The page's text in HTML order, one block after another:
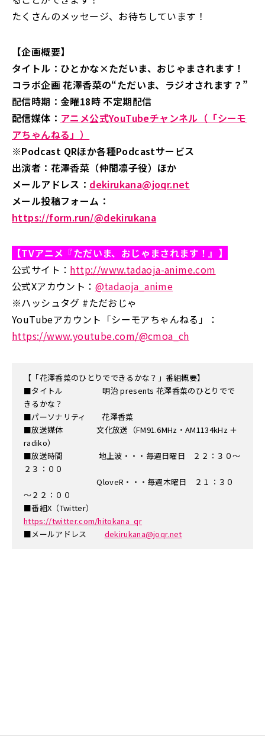
たくさんのメッセージ、お待ちしています！
【企画概要】
タイトル：ひとかな×ただいま、おじゃまされます！
コラボ企画 花澤香菜の“ただいま、ラジオされます？”
配信時期：金曜18時 不定期配信
配信媒体： アニメ公式YouTubeチャンネル（「シーモ
アちゃんねる」）
※Podcast QRほか各種Podcastサービス
出演者：花澤香菜（仲間凛子役）ほか
メールアドレス： dekirukana@joqr.net
メール投稿フォーム：
https://form.run/@dekirukana
【TVアニメ『ただいま、おじゃまされます！』】
公式サイト： http://www.tadaoja-anime.com
公式Xアカウント： @tadaoja_anime
※ハッシュタグ #ただおじゃ
YouTubeアカウント「シーモアちゃんねる」：
https://www.youtube.com/@cmoa_ch
【「花澤香菜のひとりでできるかな？」番組概要】
■タイトル 明治 presents 花澤香菜のひとりでで
きるかな？
■パーソナリティ 花澤香菜
■放送媒体 文化放送（FM91.6MHz・AM1134kHz ＋
radiko）
■放送時間 地上波・・・毎週日曜日 ２２：３０～
２３：００
QloveR・・・毎週木曜日 ２１：３０
～２２：００
■番組X（Twitter）
https://twitter.com/hitokana_qr
■メールアドレス dekirukana@joqr.net